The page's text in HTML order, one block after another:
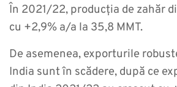
În 2021/22, producția de zahăr
cu +2,9% a/a la 35,8 MMT.
De asemenea, exporturile
India sunt în scădere, după ce